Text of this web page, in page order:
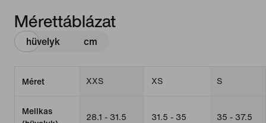
Mérettáblázat
hüvelyk cm
Méret XXS XS S
Mellkas
28.1 - 31.5 31.5 - 35 35 - 37.5